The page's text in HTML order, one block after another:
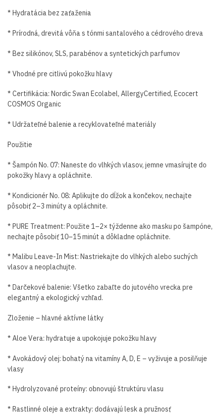
* Hydratácia bez zaťaženia
* Prírodná, drevitá vôňa s tónmi santalového a cédrového dreva
* Bez silikónov, SLS, parabénov a syntetických parfumov
* Vhodné pre citlivú pokožku hlavy
* Certifikácia: Nordic Swan Ecolabel, AllergyCertified, Ecocert
COSMOS Organic
* Udržateľné balenie a recyklovateľné materiály
Použitie
* Šampón No. 07: Naneste do vlhkých vlasov, jemne vmasírujte do
pokožky hlavy a opláchnite.
* Kondicionér No. 08: Aplikujte do dĺžok a končekov, nechajte
pôsobiť 2–3 minúty a opláchnite.
* PURE Treatment: Použite 1–2× týždenne ako masku po šampóne,
nechajte pôsobiť 10–15 minút a dôkladne opláchnite.
* Malibu Leave-In Mist: Nastriekajte do vlhkých alebo suchých
vlasov a neoplachujte.
* Darčekové balenie: Všetko zabaľte do jutového vrecka pre
elegantný a ekologický vzhľad.
Zloženie – hlavné aktívne látky
* Aloe Vera: hydratuje a upokojuje pokožku hlavy
* Avokádový olej: bohatý na vitamíny A, D, E – vyživuje a posilňuje
vlasy
* Hydrolyzované proteíny: obnovujú štruktúru vlasu
* Rastlinné oleje a extrakty: dodávajú lesk a pružnosť